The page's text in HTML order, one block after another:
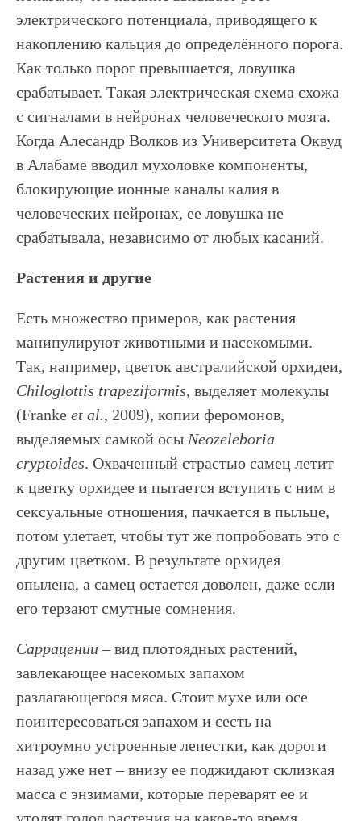
электрического потенциала, приводящего к
накоплению кальция до определённого порога.
Как только порог превышается, ловушка
срабатывает. Такая электрическая схема схожа
с сигналами в нейронах человеческого мозга.
Когда Алесандр Волков из Университета Оквуд
в Алабаме вводил мухоловке компоненты,
блокирующие ионные каналы калия в
человеческих нейронах, ее ловушка не
срабатывала, независимо от любых касаний.
Растения и другие
Есть множество примеров, как растения
манипулируют животными и насекомыми.
Так, например, цветок австралийской орхидеи,
Chiloglottis trapeziformis, выделяет молекулы
(Franke et al., 2009), копии феромонов,
выделяемых самкой осы Neozeleboria
cryptoides. Охваченный страстью самец летит
к цветку орхидее и пытается вступить с ним в
сексуальные отношения, пачкается в пыльце,
потом улетает, чтобы тут же попробовать это с
другим цветком. В результате орхидея
опылена, а самец остается доволен, даже если
его терзают смутные сомнения.
Cаррацении– вид плотоядных растений,
завлекающее насекомых запахом
разлагающегося мяса. Стоит мухе или осе
поинтересоваться запахом и сесть на
хитроумно устроенные лепестки, как дороги
назад уже нет – внизу ее поджидают склизкая
масса с энзимами, которые переварят ее и